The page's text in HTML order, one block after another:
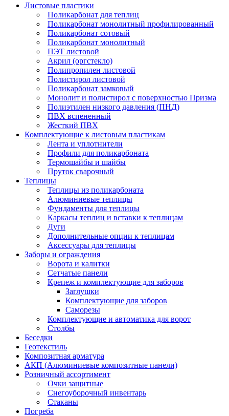
Листовые пластики
Поликарбонат для теплиц
Поликарбонат монолитный профилированный
Поликарбонат сотовый
Поликарбонат монолитный
ПЭТ листовой
Акрил (оргстекло)
Полипропилен листовой
Полистирол листовой
Поликарбонат замковый
Монолит и полистирол с поверхностью Призма
Полиэтилен низкого давления (ПНД)
ПВХ вспененный
Жесткий ПВХ
Комплектующие к листовым пластикам
Лента и уплотнители
Профили для поликарбоната
Термошайбы и шайбы
Пруток сварочный
Теплицы
Теплицы из поликарбоната
Алюминиевые теплицы
Фундаменты для теплицы
Каркасы теплиц и вставки к теплицам
Дуги
Дополнительные опции к теплицам
Аксессуары для теплицы
Заборы и ограждения
Ворота и калитки
Сетчатые панели
Крепеж и комплектующие для заборов
Заглушки
Комплектующие для заборов
Саморезы
Комплектующие и автоматика для ворот
Столбы
Беседки
Геотекстиль
Композитная арматура
АКП (Алюминиевые композитные панели)
Розничный ассортимент
Очки защитные
Снегоуборочный инвентарь
Стаканы
Погреба